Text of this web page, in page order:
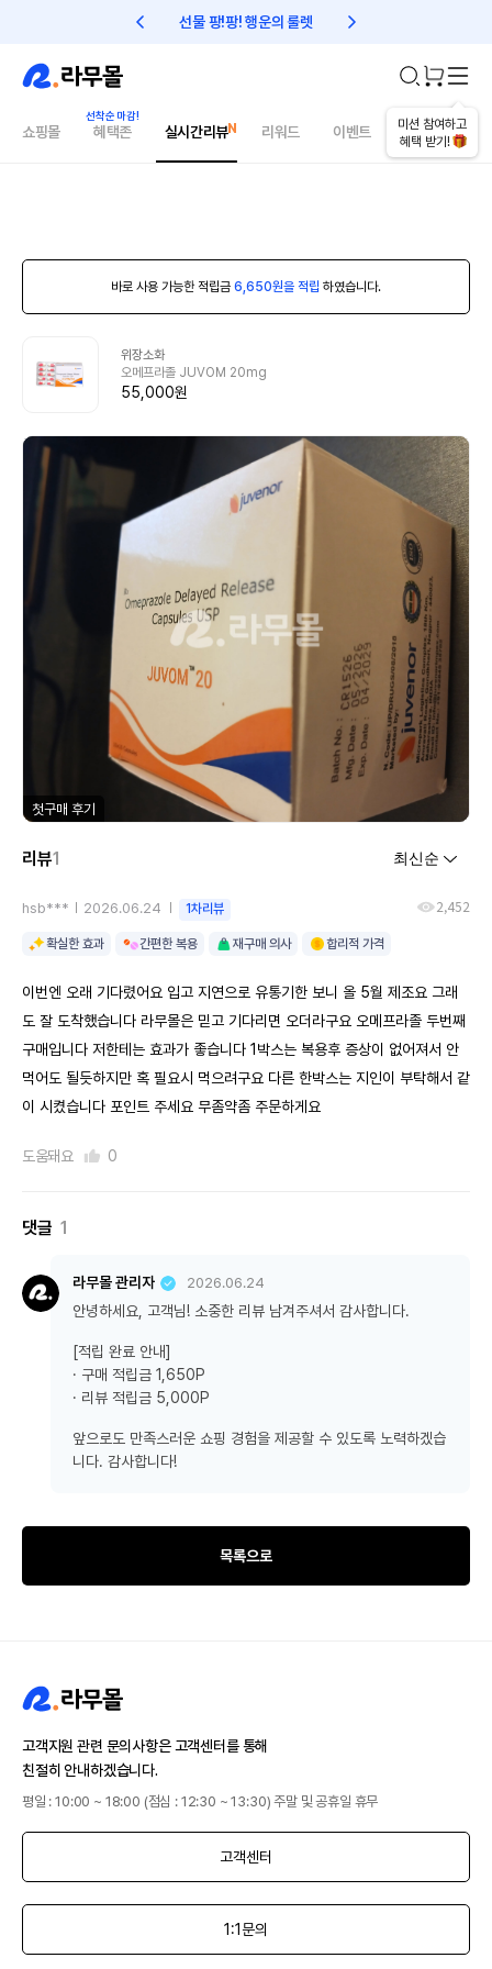
선물 팡!팡! 행운의 룰렛 친구초대 1만원 리워드!
미션 참여하고
혜택 받기!
쇼핑몰 혜택존 실시간리뷰 리워드 이벤트 건강매거진
바로 사용 가능한 적립금 6,650원을 적립 하였습니다.
위장소화
오메프라졸 JUVOM 20mg
55,000원
첫구매 후기
리뷰1
hsb*** 2026.06.24 1차리뷰 2,452
확실한 효과 간편한 복용 재구매 의사 합리적 가격
이번엔 오래 기다렸어요 입고 지연으로 유통기한 보니 올 5월 제조요 그래
도 잘 도착했습니다 라무몰은 믿고 기다리면 오더라구요 오메프라졸 두번째
구매입니다 저한테는 효과가 좋습니다 1박스는 복용후 증상이 없어져서 안
먹어도 될듯하지만 혹 필요시 먹으려구요 다른 한박스는 지인이 부탁해서 같
이 시켰습니다 포인트 주세요 무좀약좀 주문하게요
도움돼요 0
댓글 1
라무몰 관리자 2026.06.24
안녕하세요, 고객님! 소중한 리뷰 남겨주셔서 감사합니다.
[적립 완료 안내]
· 구매 적립금 1,650P
· 리뷰 적립금 5,000P
앞으로도 만족스러운 쇼핑 경험을 제공할 수 있도록 노력하겠습
니다. 감사합니다!
목록으로
고객지원 관련 문의사항은 고객센터를 통해
친절히 안내하겠습니다.
평일 : 10:00 ~ 18:00 (점심 : 12:30 ~ 13:30) 주말 및 공휴일 휴무
고객센터
1:1문의